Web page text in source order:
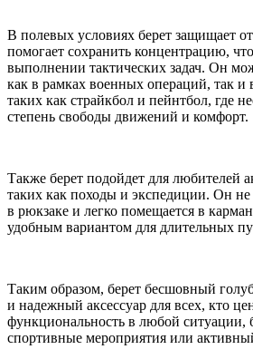
В полевых условиях берет защищает
помогает сохранить концентрацию,
выполнении тактических задач. Он
как в рамках военных операций, так и
таких как страйкбол и пейнтбол, где
степень свободы движений и комфорт.
Также берет подойдет для любителей
таких как походы и экспедиции. Он не
в рюкзаке и легко помещается в
удобным вариантом для длительных
Таким образом, берет бесшовный
и надежный аксессуар для всех, кто
функциональность в любой ситуации,
спортивные мероприятия или